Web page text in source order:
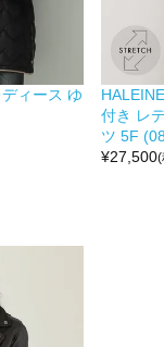
ィース ゆ
付き レ
ツ 5F
¥27,500(